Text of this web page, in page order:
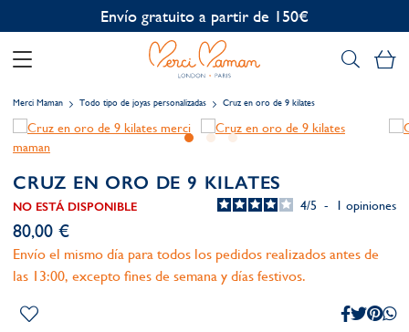
Personalización gratuita
Merci Maman Todo tipo de joyas personalizadas Cruz en oro de 9 kilates
CRUZ EN ORO DE 9 KILATES
4/5 - 1 opiniones
NO ESTÁ DISPONIBLE
80,00 €
Envío el mismo día para todos los pedidos realizados antes de
las 13:00, excepto fines de semana y días festivos.